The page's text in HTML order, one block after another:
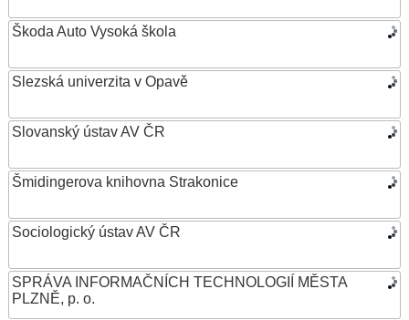
Škoda Auto Vysoká škola
Slezská univerzita v Opavě
Slovanský ústav AV ČR
Šmidingerova knihovna Strakonice
Sociologický ústav AV ČR
SPRÁVA INFORMAČNÍCH TECHNOLOGIÍ MĚSTA
PLZNĚ, p. o.